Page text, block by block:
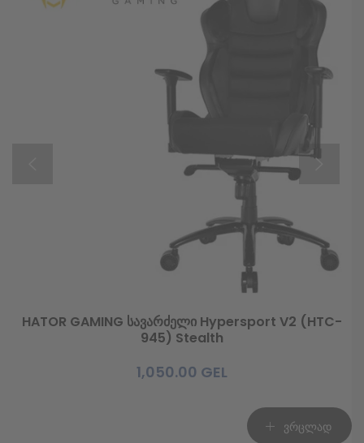
ვრცლად
HATOR GAMING სავარძელი Hypersport V2 (HTC-
945) Stealth
1,050.00 GEL